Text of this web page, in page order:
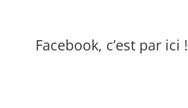
Facebook, c’est par ici !